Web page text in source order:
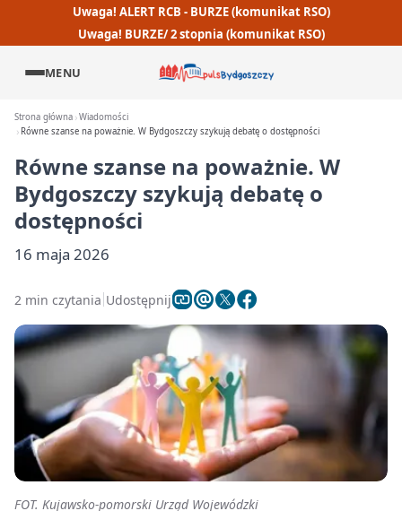
Uwaga! ALERT RCB - BURZE (komunikat RSO)
Uwaga! BURZE/ 2 stopnia (komunikat RSO)
MENU
Strona główna Wiadomości
Równe szanse na poważnie. W Bydgoszczy szykują debatę o dostępności
Równe szanse na poważnie. W
Bydgoszczy szykują debatę o
dostępności
16 maja 2026
2 min czytania Udostępnij
FOT. Kujawsko-pomorski Urząd Wojewódzki